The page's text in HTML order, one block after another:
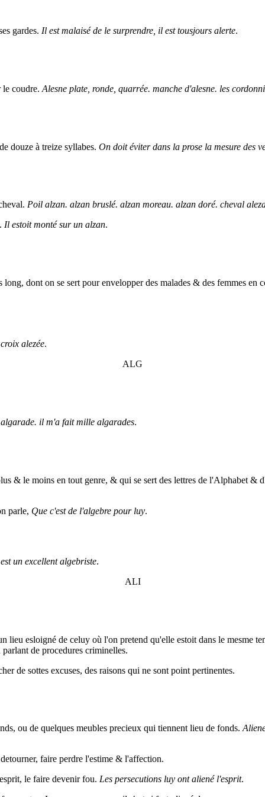
gardes. Il est malaisé de le surprendre, il est tousjours alerte.
le coudre. Alesne plate, ronde, quarrée. manche d'alesne. les
douze à treize syllabes. On doit éviter dans la prose la mesure des
Poil alzan. alzan bruslé. alzan moreau. alzan doré. cheval
Il estoit monté sur un alzan.
dont on se sert pour envelopper des malades & des femmes en
alezée.
ALG
il m'a fait mille algarades.
& le moins en tout genre, & qui se sert des lettres de l'Alphabet &
parle, Que c'est de l'algebre pour luy.
un excellent algebriste.
ALI
lieu esloigné de celuy où l'on pretend qu'elle estoit dans le mesme
de procedures criminelles.
de sottes excuses, des raisons qui ne sont point pertinentes.
ou de quelques meubles precieux qui tiennent lieu de fonds.
faire perdre l'estime & l'affection.
le faire devenir fou. Les persecutions luy ont aliené l'esprit.